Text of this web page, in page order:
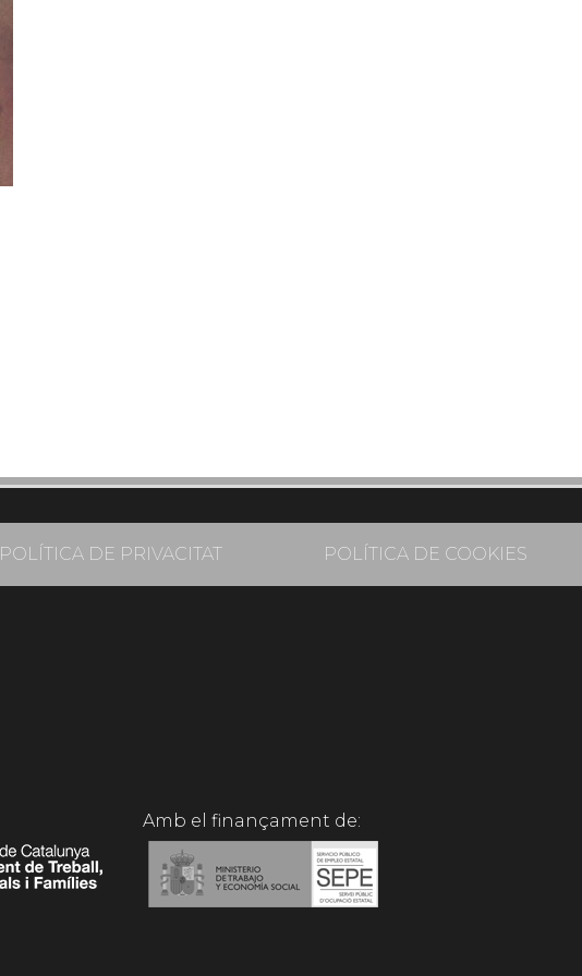
POLÍTICA DE PRIVACITAT POLÍTICA DE COOKIES
Amb el finançament de: